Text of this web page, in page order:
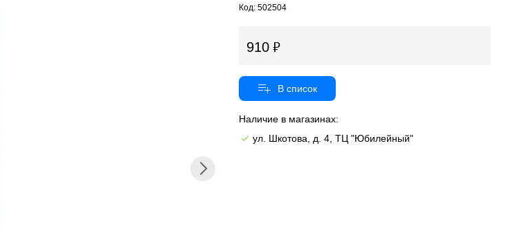
Код: 502504
910
Наличие в магазинах:
ул. Шкотова, д. 4, ТЦ "Юбилейный"